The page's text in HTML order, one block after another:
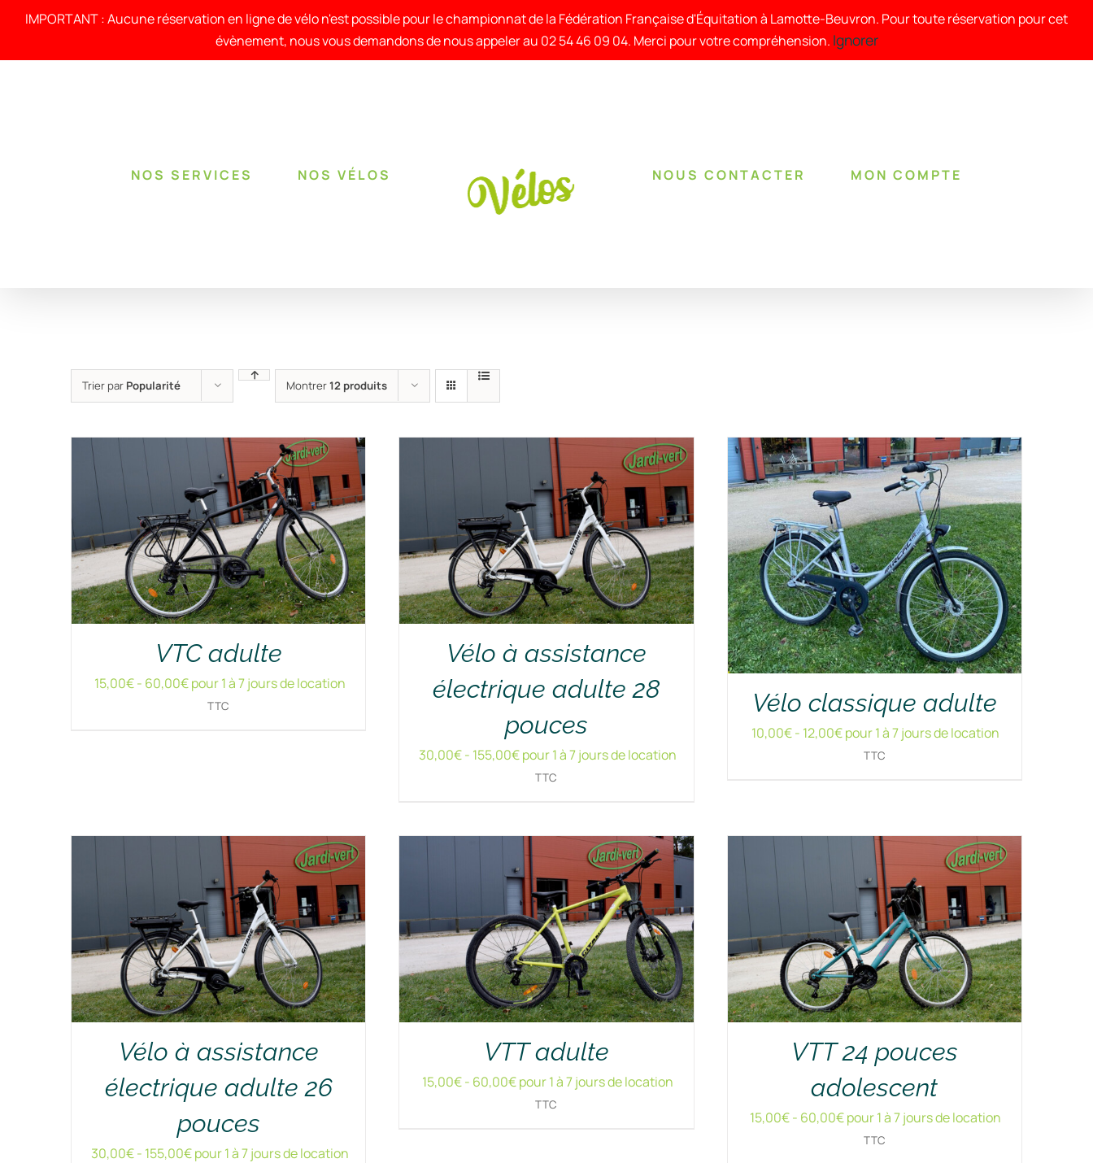
IMPORTANT : Aucune réservation en ligne de vélo n'est possible pour le championnat de la Fédération Française d'Équitation à Lamotte-Beuvron. Pour toute réservation pour cet
évènement, nous vous demandons de nous appeler au 02 54 46 09 04. Merci pour votre compréhension. Ignorer
NOS SERVICES NOS VÉLOS NOUS CONTACTER MON COMPTE
Trier par Popularité Montrer12 produits
VTC adulte
15,00€- 60,00€pour 1 à 7 jours de location
TTC
Vélo à assistance
électrique adulte 28
pouces
30,00€- 155,00€pour 1 à 7 jours de location
TTC
Vélo classique adulte
10,00€- 12,00€pour 1 à 7 jours de location
TTC
Vélo à assistance
électrique adulte 26
pouces
30,00€- 155,00€pour 1 à 7 jours de location
VTT adulte
15,00€- 60,00€pour 1 à 7 jours de location
TTC
RÉSERVER ! DÉTAILS
VTT 24 pouces
adolescent
15,00€- 60,00€pour 1 à 7 jours de location
TTC
RÉSERVER ! /